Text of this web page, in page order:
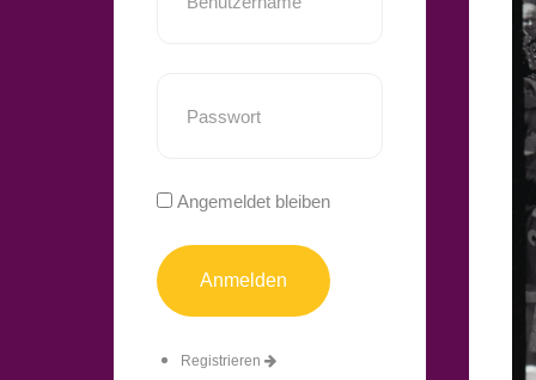
Angemeldet bleiben
Registrieren